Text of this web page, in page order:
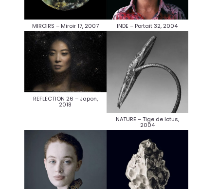
MIROIRS – Miroir 17, 2007 INDE – Portait 32, 2004
REFLECTION 26 – Japon,
2018
NATURE – Tige de lotus,
2004